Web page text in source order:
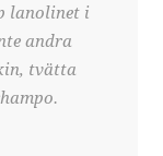
lanolinet i
andra
tvätta